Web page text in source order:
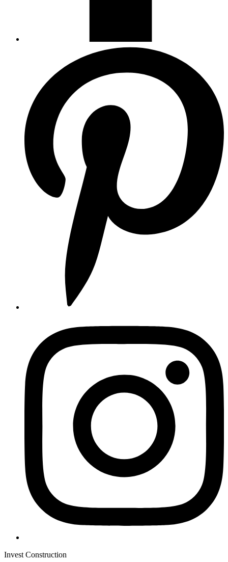
Invest Construction